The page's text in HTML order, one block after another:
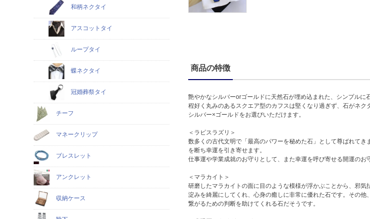
商品の特徴
艶やかなシルバーorゴールドに天然石が埋め込まれた、シンプルに
程好く丸みのあるスクエア型のカフスは堅くなり過ぎず、石がネ
シルバー×ゴールドをお選びいただけます。
＜ラピスラズリ＞
数多くの古代文明で「最高のパワーを秘めた石」として尊ばれて
を断ち幸運を引き寄せます。
仕事運や学業成就のお守りとして、また幸運を呼び寄せる開運のお
＜マラカイト＞
研磨したマラカイトの面に目のような模様が浮かぶことから、邪
淀みを綺麗にしてくれ、心身の癒しに非常に優れた石です。その
繋がるための判断を助けてくれる石だそうです。
和柄ネクタイ
アスコットタイ
ループタイ
蝶ネクタイ
冠婚葬祭タイ
チーフ
マネークリップ
ブレスレット
アンクレット
収納ケース